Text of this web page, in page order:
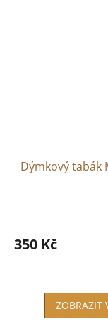
Dýmkový tabák
350 Kč
ZOBRAZIT